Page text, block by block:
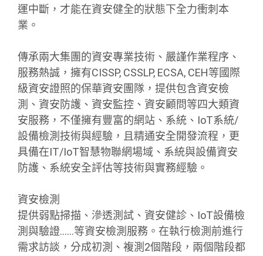
運中斷，才能在資安健全的狀態下全力衝刺本
業。
傳承兩大集團的資安專業技術、嚴謹作業程序、
服務熱誠，擁有CISSP, CSSLP, ECSA, CEH等國際
級資安證照的保華資安團隊，提供包含資安檢
測、資安防護、資安監控、資安顧問等四大類資
安服務，不僅擁有豐富的網站、系統、IoT系統/
設備檢測技術與經驗，且精通安全開發流程，更
具備在IT/IoT智慧物聯網場域、系統與設備資安
防護、系統安全評估等技術與實務經驗。
資安檢測
提供弱點掃描、滲透測試、資安健診、IoT設備檢
測與驗證……等資安檢測服務。在執行檢測前進行
需求訪談，分成初測、複測2個階段，兩個階段都